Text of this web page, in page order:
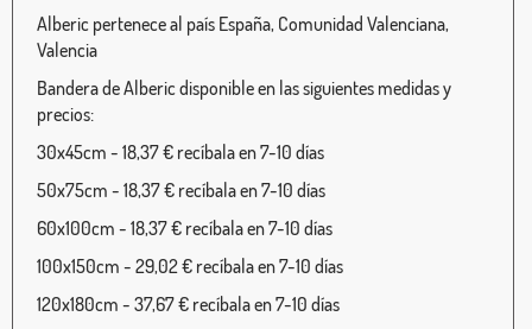
Alberic pertenece al país España, Comunidad Valenciana,
Valencia
Bandera de Alberic disponible en las siguientes medidas y
precios:
30x45cm - 18,37 € recíbala en 7-10 días
50x75cm - 18,37 € recíbala en 7-10 días
60x100cm - 18,37 € recíbala en 7-10 días
100x150cm - 29,02 € recíbala en 7-10 días
120x180cm - 37,67 € recíbala en 7-10 días